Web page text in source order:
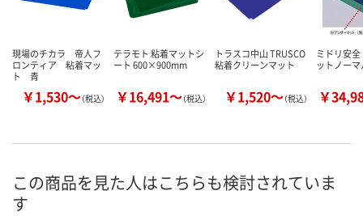
現場のチカラ 帝人フ
ロンティア 粘着マッ
ト 青
￥1,530～（税込）
テラモト 粘着マットシ
ート 600×900mm
￥16,491～（税込）
トラスコ中山 TRUSCO
粘着クリーンマット
￥1,520～（税込）
ミドリ安
ットノー
￥
この商品を見た人はこちらも検討されていま
す